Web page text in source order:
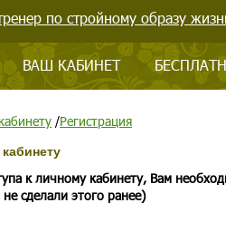
по стройному образу
ВАШ КАБИНЕТ
/Регистрация
к личному кабинету, Вам
сделали этого ранее)